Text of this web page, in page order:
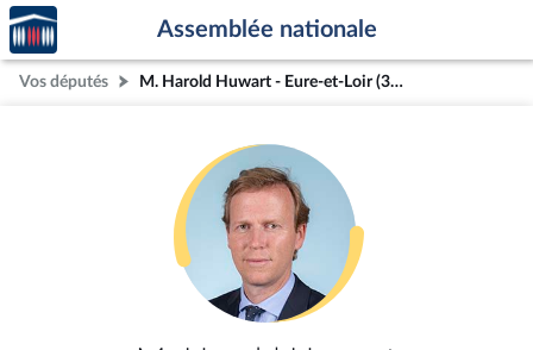
Aller au contenu
Aller en bas de la page
Accèder
à la
page
d'accueil
Assemblée nationale
Vos députés M. Harold Huwart - Eure-et-Loir (3e circonscription)